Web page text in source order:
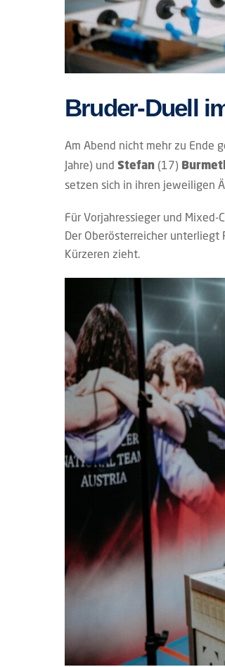
Bruder-Duell
Am Abend nicht mehr zu Ende
Jahre) und Stefan (17)
setzen sich in ihren jeweiligen
Für Vorjahressieger und
Der Oberösterreicher unterliegt
Kürzeren zieht.